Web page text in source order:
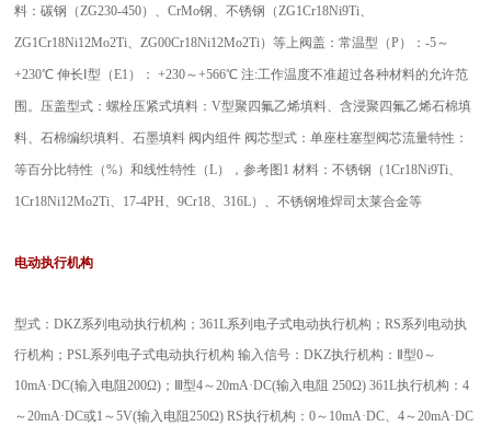
料：碳钢（ZG230-450）、CrMo钢、不锈钢（ZG1Cr18Ni9Ti、
ZG1Cr18Ni12Mo2Ti、ZG00Cr18Ni12Mo2Ti）等上阀盖：常温型（P）：-5～
+230℃ 伸长Ⅰ型（E1）： +230～+566℃ 注:工作温度不准超过各种材料的允许范
围。压盖型式：螺栓压紧式填料：V型聚四氟乙烯填料、含浸聚四氟乙烯石棉填
料、石棉编织填料、石墨填料 阀内组件 阀芯型式：单座柱塞型阀芯流量特性：
等百分比特性（%）和线性特性（L），参考图1 材料：不锈钢（1Cr18Ni9Ti、
1Cr18Ni12Mo2Ti、17-4PH、9Cr18、316L）、不锈钢堆焊司太莱合金等
电动执行机构
型式：DKZ系列电动执行机构；361L系列电子式电动执行机构；RS系列电动执
行机构；PSL系列电子式电动执行机构 输入信号：DKZ执行机构：Ⅱ型0～
10mA·DC(输入电阻200Ω)；Ⅲ型4～20mA·DC(输入电阻 250Ω) 361L执行机构：4
～20mA·DC或1～5V(输入电阻250Ω) RS执行机构：0～10mA·DC、4～20mA·DC